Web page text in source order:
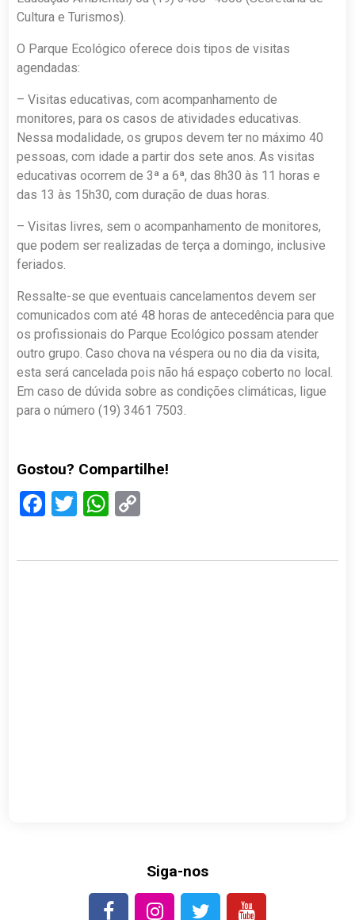
Cultura e Turismos).
O Parque Ecológico oferece dois tipos de visitas
agendadas:
– Visitas educativas, com acompanhamento de
monitores, para os casos de atividades educativas.
Nessa modalidade, os grupos devem ter no máximo 40
pessoas, com idade a partir dos sete anos. As visitas
educativas ocorrem de 3ª a 6ª, das 8h30 às 11 horas e
das 13 às 15h30, com duração de duas horas.
– Visitas livres, sem o acompanhamento de monitores,
que podem ser realizadas de terça a domingo, inclusive
feriados.
Ressalte-se que eventuais cancelamentos devem ser
comunicados com até 48 horas de antecedência para que
os profissionais do Parque Ecológico possam atender
outro grupo. Caso chova na véspera ou no dia da visita,
esta será cancelada pois não há espaço coberto no local.
Em caso de dúvida sobre as condições climáticas, ligue
para o número (19) 3461 7503.
Gostou? Compartilhe!
Facebook
TwitterWhatsApp
Siga-nos